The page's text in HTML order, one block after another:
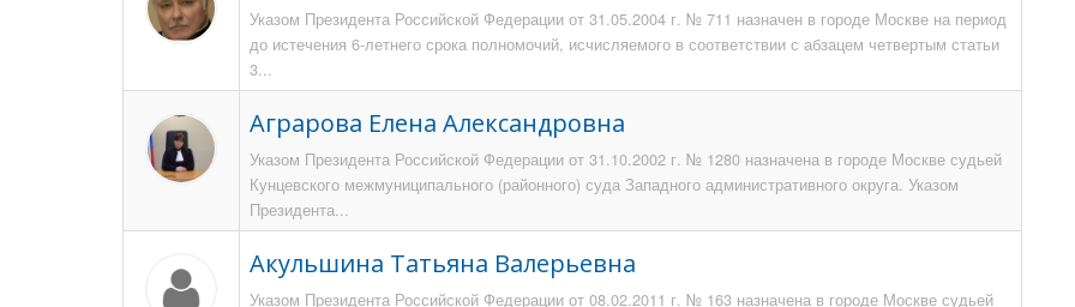
Указом Президента Российской Федерации от 31.05.2004 г. № 711 назначен в городе Москве на период
до истечения 6-летнего срока полномочий, исчисляемого в соответствии с абзацем четвертым статьи
3...
Аграрова Елена Александровна
Указом Президента Российской Федерации от 31.10.2002 г. № 1280 назначена в городе Москве судьей
Кунцевского межмуниципального (районного) суда Западного административного округа. Указом
Президента...
Акульшина Татьяна Валерьевна
Указом Президента Российской Федерации от 08.02.2011 г. № 163 назначена в городе Москве судьей